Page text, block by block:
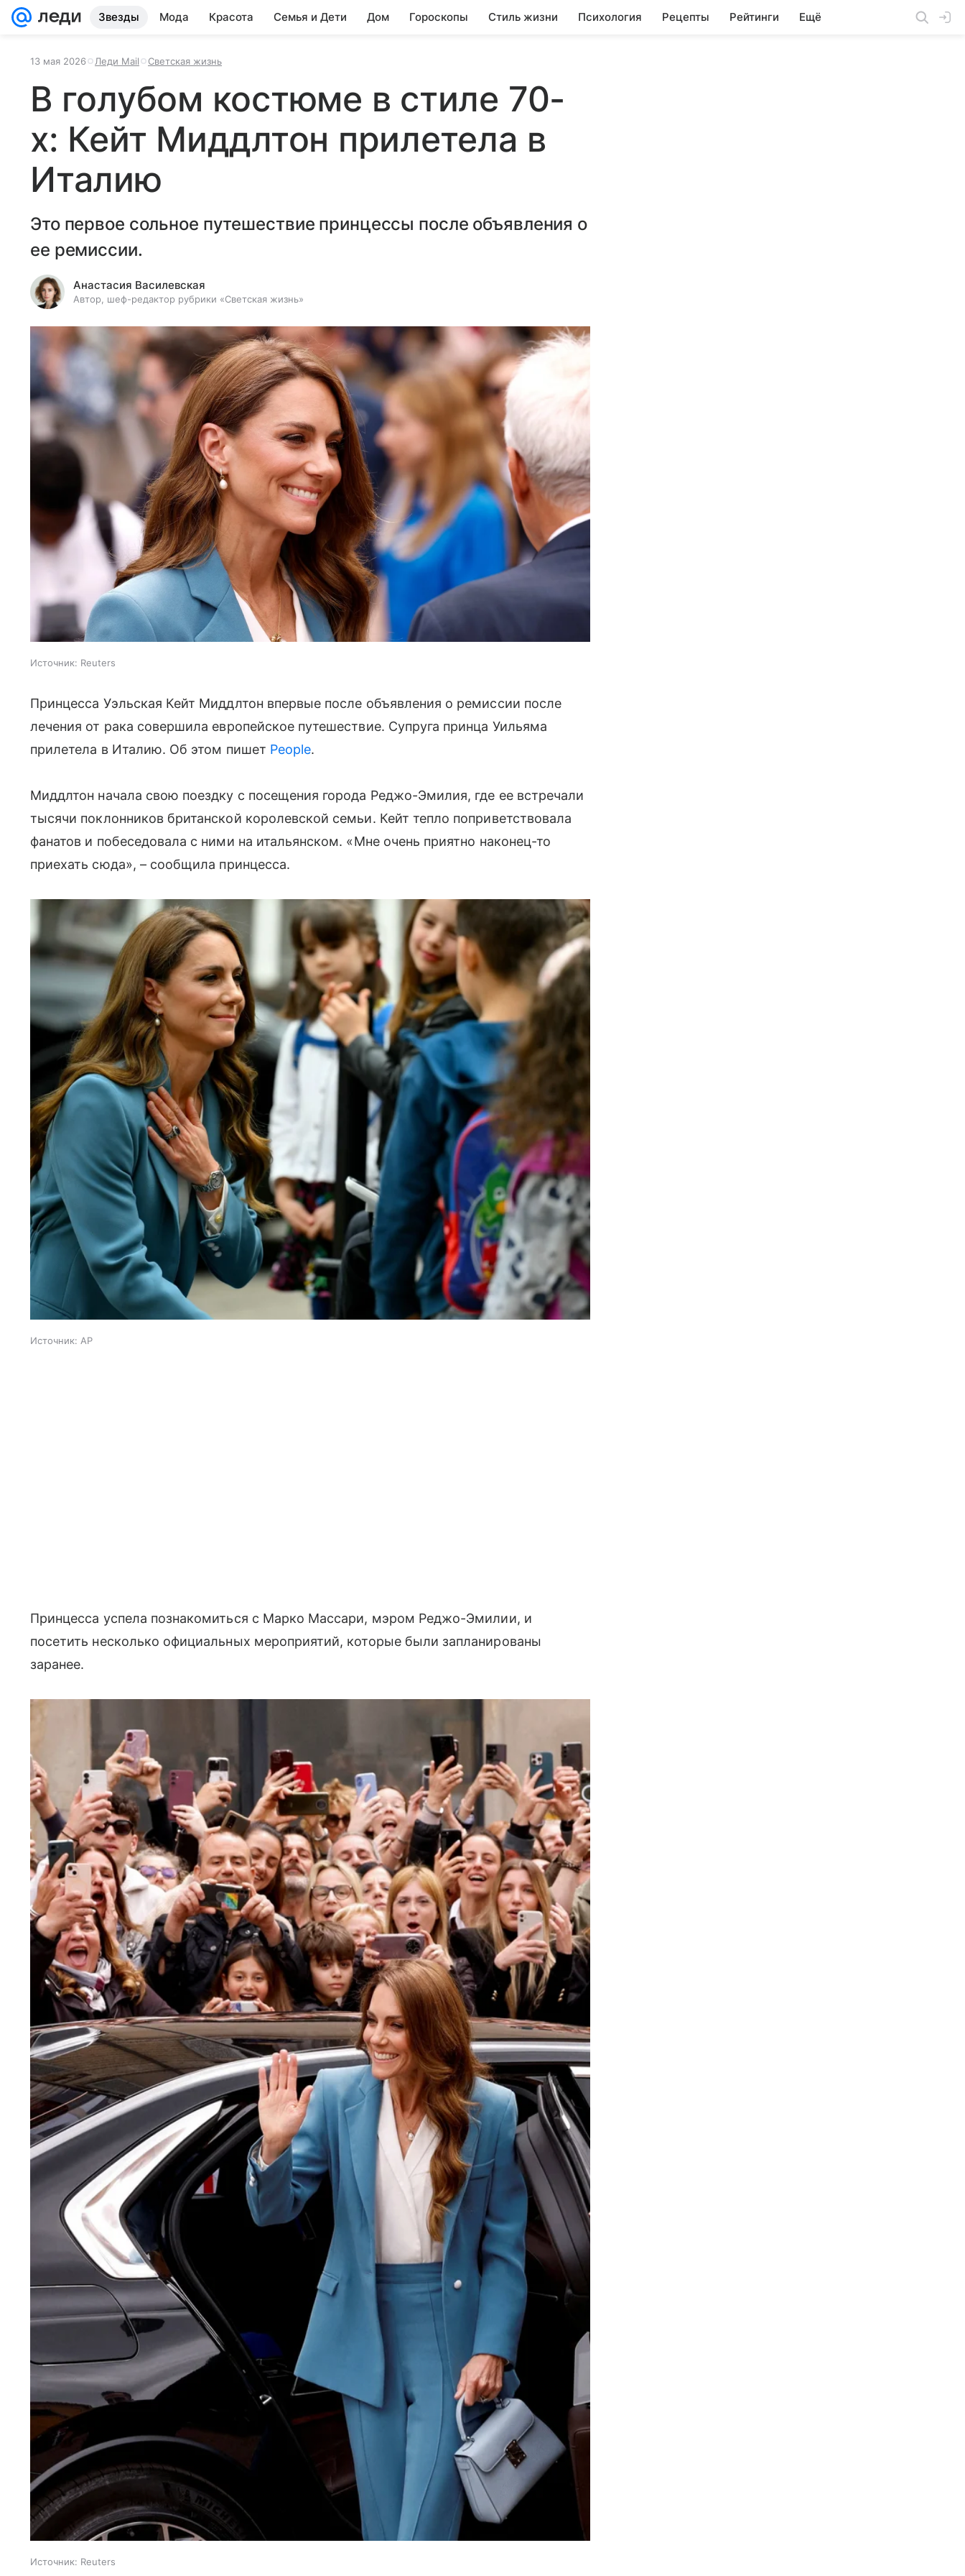
Звезды Мода Красота Семья и Дети Дом Гороскопы Стиль жизни Психология Рецепты Рейтинги Ещё
13 мая 2026 Леди Mail Светская жизнь
В голубом костюме в стиле 70-
х: Кейт Миддлтон прилетела в
Италию
Это первое сольное путешествие принцессы после объявления о
ее ремиссии.
Анастасия Василевская
Автор, шеф-редактор рубрики «Светская жизнь»
Источник: Reuters
Принцесса Уэльская Кейт Миддлтон впервые после объявления о ремиссии после
лечения от рака совершила европейское путешествие. Супруга принца Уильяма
прилетела в Италию. Об этом пишет People.
Миддлтон начала свою поездку с посещения города Реджо-Эмилия, где ее встречали
тысячи поклонников британской королевской семьи. Кейт тепло поприветствовала
фанатов и побеседовала с ними на итальянском. «Мне очень приятно наконец-то
приехать сюда», – сообщила принцесса.
Источник: AP
Принцесса успела познакомиться с Марко Массари, мэром Реджо-Эмилии, и
посетить несколько официальных мероприятий, которые были запланированы
заранее.
Источник: Reuters